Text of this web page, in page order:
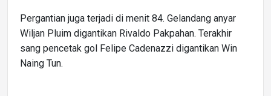
Pergantian juga terjadi di menit 84. Gelandang anyar
Wiljan Pluim digantikan Rivaldo Pakpahan. Terakhir
sang pencetak gol Felipe Cadenazzi digantikan Win
Naing Tun.